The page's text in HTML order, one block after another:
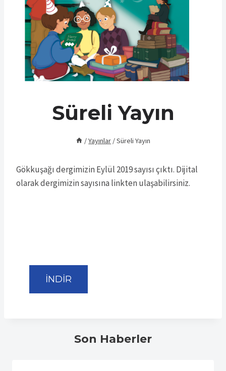
Süreli Yayın
/Yayınlar /Süreli Yayın
Gökkuşağı dergimizin Eylül 2019 sayısı çıktı. Dijital
olarak dergimizin sayısına linkten ulaşabilirsiniz.
İNDİR
Son Haberler